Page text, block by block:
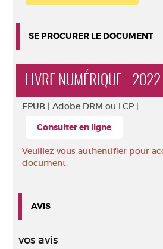
SE PROCURER LE DOCUMENT
LIVRE NUMÉRIQUE - 2022
EPUB | Adobe DRM ou LCP |
Consulter en ligne
Veuillez vous authentifier pour
document.
AVIS
vos avis